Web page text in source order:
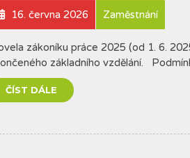
16. června 2026 Zaměstnání
zákoníku práce 2025 (od 1. 6.
základního vzdělání.
ČÍST DÁLE